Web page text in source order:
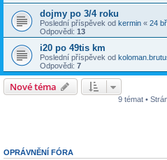
dojmy po 3/4 roku
Poslední příspěvek od kermin « 24
Odpovědi: 13
i20 po 49tis km
Poslední příspěvek od
Odpovědi: 7
Nové téma
9 témat •
OPRÁVNĚNÍ FÓRA